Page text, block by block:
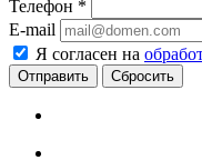
Телефон *
E-mail
Я согласен на
Сбросить